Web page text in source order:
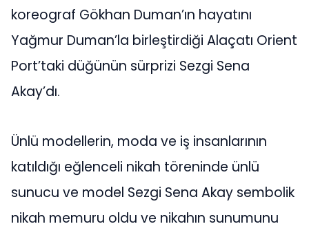
koreograf Gökhan Duman’ın hayatını
Yağmur Duman’la birleştirdiği Alaçatı Orient
Port’taki düğünün sürprizi Sezgi Sena
Akay’dı.
Ünlü modellerin, moda ve iş insanlarının
katıldığı eğlenceli nikah töreninde ünlü
sunucu ve model Sezgi Sena Akay sembolik
nikah memuru oldu ve nikahın sunumunu